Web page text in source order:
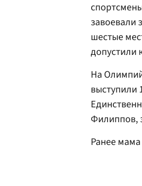
завоевали
шестые
допустили
На
выступили
Филиппов,
Ранее